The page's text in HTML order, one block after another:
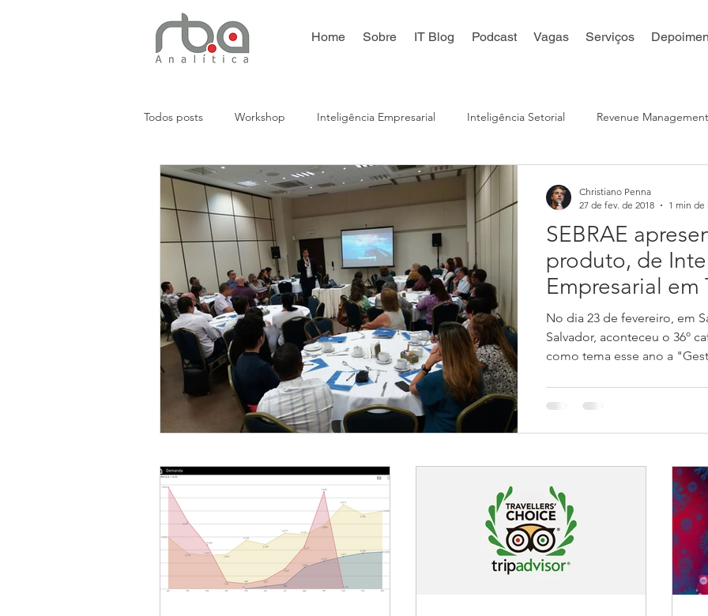
Home Sobre IT Blog Podcast Vagas Serviços
Todos posts Workshop Inteligência Empresarial Inteligência Setorial Revenue Management
Análises Empresariais Presença Digital Reputação Online
Automação CRM
SEBRAE
produto, de
Empresarial em
Hotelaria, no
No dia 23 de fevereiro, em Salvador, no Hotel São
Salvador, aconteceu o 36º
como tema esse ano a
Christiano Penna
27 de fev. de 2018
1 min de